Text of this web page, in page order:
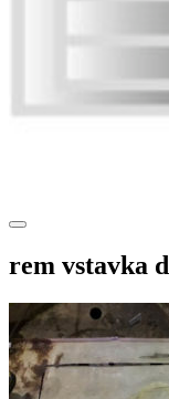
rem vstavka